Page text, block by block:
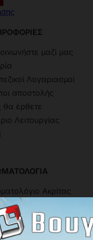
μαζί μας
Λογαριασμοί
αποστολής
έρθετε
Λειτουργίας
Ακρίτας
Aline
Πόμολων